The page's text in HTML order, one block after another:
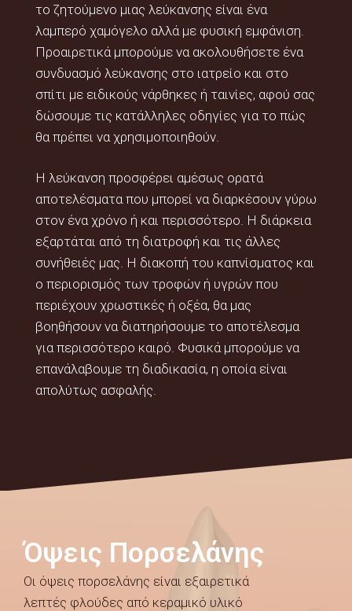
το ζητούμενο μιας λεύκανσης είναι ένα
λαμπερό χαμόγελο αλλά με φυσική εμφάνιση.
Προαιρετικά μπορούμε να ακολουθήσετε ένα
συνδυασμό λεύκανσης στο ιατρείο και στο
σπίτι με ειδικούς νάρθηκες ή ταινίες, αφού σας
δώσουμε τις κατάλληλες οδηγίες για το πώς
θα πρέπει να χρησιμοποιηθούν.
Η λεύκανση προσφέρει αμέσως ορατά
αποτελέσματα που μπορεί να διαρκέσουν γύρω
στον ένα χρόνο ή και περισσότερο. Η διάρκεια
εξαρτάται από τη διατροφή και τις άλλες
συνήθειές μας. Η διακοπή του καπνίσματος και
ο περιορισμός των τροφών ή υγρών που
περιέχουν χρωστικές ή οξέα, θα μας
βοηθήσουν να διατηρήσουμε το αποτέλεσμα
για περισσότερο καιρό. Φυσικά μπορούμε να
επανάλαβουμε τη διαδικασία, η οποία είναι
απολύτως ασφαλής.
Όψεις Πορσελάνης
Οι όψεις πορσελάνης είναι εξαιρετικά
λεπτές φλούδες από κεραμικό υλικό